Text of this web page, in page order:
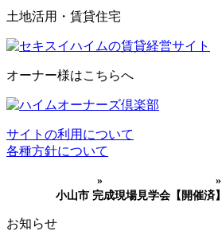
土地活用・賃貸住宅
オーナー様はこちらへ
サイトの利用について
各種方針について
» »
小山市 完成現場見学会【開催済】
お知らせ